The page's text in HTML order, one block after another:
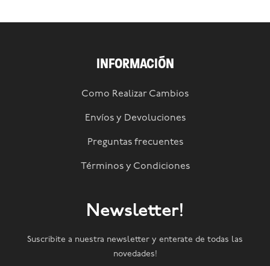
INFORMACIÓN
Como Realizar Cambios
Envíos y Devoluciones
Preguntas frecuentes
Términos y Condiciones
Newsletter!
Suscribite a nuestra newsletter y enterate de todas las
novedades!